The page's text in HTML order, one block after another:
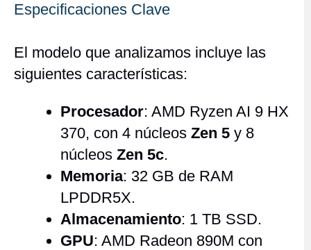
Especificaciones Clave
El modelo que analizamos incluye las
siguientes características:
Procesador: AMD Ryzen AI 9 HX
370, con 4 núcleos Zen 5y 8
núcleos Zen 5c.
Memoria: 32 GB de RAM
LPDDR5X.
Almacenamiento: 1 TB SSD.
GPU: AMD Radeon 890M con